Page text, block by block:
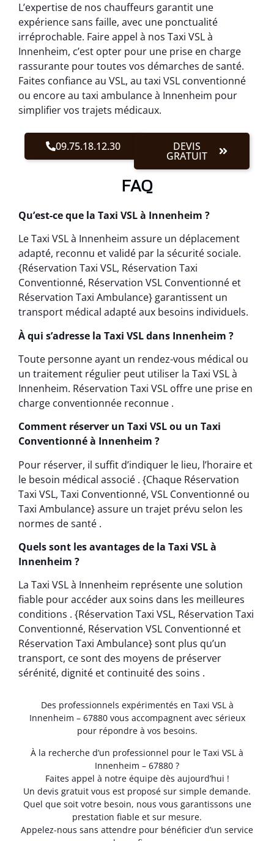
L’expertise de nos chauffeurs garantit une
expérience sans faille, avec une ponctualité
irréprochable. Faire appel à nos Taxi VSL à
Innenheim, c’est opter pour une prise en charge
rassurante pour toutes vos démarches de santé.
Faites confiance au VSL, au taxi VSL conventionné
ou encore au taxi ambulance à Innenheim pour
simplifier vos trajets médicaux.
09.75.18.12.30 DEVIS
GRATUIT
FAQ
Qu’est-ce que la Taxi VSL à Innenheim ?
Le Taxi VSL à Innenheim assure un déplacement
adapté, reconnu et validé par la sécurité sociale.
{Réservation Taxi VSL, Réservation Taxi
Conventionné, Réservation VSL Conventionné et
Réservation Taxi Ambulance} garantissent un
transport médical adapté aux besoins individuels.
À qui s’adresse la Taxi VSL dans Innenheim ?
Toute personne ayant un rendez-vous médical ou
un traitement régulier peut utiliser la Taxi VSL à
Innenheim. Réservation Taxi VSL offre une prise en
charge conventionnée reconnue .
Comment réserver un Taxi VSL ou un Taxi
Conventionné à Innenheim ?
Pour réserver, il suffit d’indiquer le lieu, l’horaire et
le besoin médical associé . {Chaque Réservation
Taxi VSL, Taxi Conventionné, VSL Conventionné ou
Taxi Ambulance} assure un trajet prévu selon les
normes de santé .
Quels sont les avantages de la Taxi VSL à
Innenheim ?
La Taxi VSL à Innenheim représente une solution
fiable pour accéder aux soins dans les meilleures
conditions . {Réservation Taxi VSL, Réservation Taxi
Conventionné, Réservation VSL Conventionné et
Réservation Taxi Ambulance} sont plus qu’un
transport, ce sont des moyens de préserver
sérénité, dignité et continuité des soins .
Des professionnels expérimentés en Taxi VSL à
Innenheim – 67880 vous accompagnent avec sérieux
pour répondre à vos besoins.
À la recherche d’un professionnel pour le Taxi VSL à
Innenheim – 67880 ?
Faites appel à notre équipe dès aujourd’hui !
Un devis gratuit vous est proposé sur simple demande.
Quel que soit votre besoin, nous vous garantissons une
prestation fiable et sur mesure.
Appelez-nous sans attendre pour bénéficier d’un service